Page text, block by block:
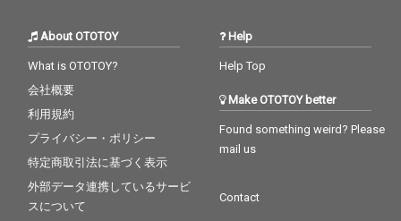
About OTOTOY
What is OTOTOY?
会社概要
利用規約
プライバシー・ポリシー
特定商取引法に基づく表示
外部データ連携しているサービ
スについて
Help
Help Top
Make OTOTOY better
Found something weird? Please
mail us
Contact